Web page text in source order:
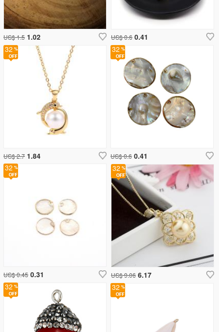
32
US$ 9.06 6.17
32
32
US$ 0.6 0.41
32
US$ 0.6 0.41
32
US$ 0.45 0.31
US$ 1.5 1.02
32
US$ 2.7 1.84